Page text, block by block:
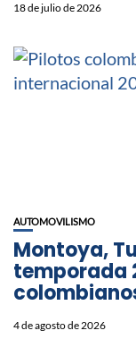
18 de julio de 2026
AUTOMOVILISMO
Montoya,
temporada
4 de agosto de 2026